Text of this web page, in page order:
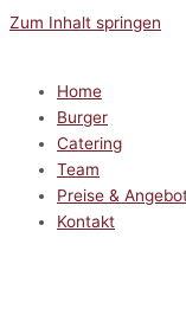
Zum Inhalt springen
Home
Burger
Catering
Team
Preise &
Kontakt